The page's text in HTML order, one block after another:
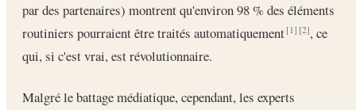
par des partenaires) montrent qu'environ 98 % des éléments
routiniers pourraient être traités automatiquement[1] [2], ce
qui, si c'est vrai, est révolutionnaire.
Malgré le battage médiatique, cependant, les experts